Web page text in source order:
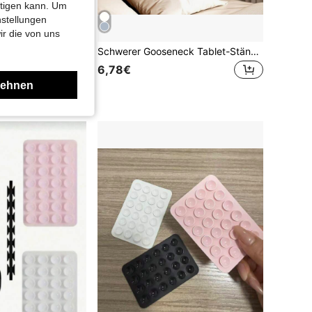
Schwerer Gooseneck Tablet-Ständer mit 360° drehbarer Spiralbasis | Einstellbarer Neigungswinkel Handy/Tablet-Halterung für Bett, Büro, Küche, Gym | Freie Hände, perfekter Betrachtungswinkel | Ideales Geschenk für Studenten, Fernarbeiter und Kochbegeisterte
6,78€
kann. Um
die von uns